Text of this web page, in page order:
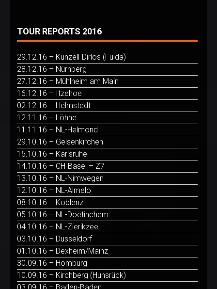
TOUR REPORTS 2016
29.12.16 – Künzell-Dirlos (Fulda)
28.12.16 – Nürnberg
27.12.16 – Mühlheim am Main
16.12.16 – Itzehoe
02.12.16 – Helmstedt
12.11.16 – Löhne
11.11.16 – NL-Helmond
29.10.16 – Gelsenkirchen
15.10.16 – Karlsruhe
14.10.16 – CH-Basel – Z7
13.10.16 – NL-Nimwegen
12.10.16 – NL-Almelo
08.10.16 – Koblenz
05.10.16 – NL-Doetinchem
04.10.16 – NL-Zierikzee
03.10.16 – Düsseldorf
01.10.16 – Dexheim/Mainz
30.09.16 – Homburg
10.09.16 – Kirchberg (Hunsrück)